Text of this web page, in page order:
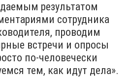
результатом
сотрудника
проводим
встречи и опросы
по-человечески
тем, как идут дела».